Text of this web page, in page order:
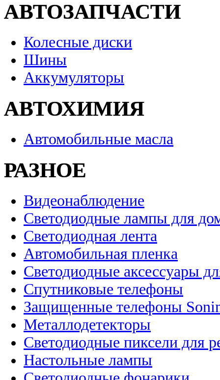
АВТОЗАПЧАСТИ
Колесные диски
Шины
Аккумуляторы
АВТОХИМИЯ
Автомобильные масла
РАЗНОЕ
Видеонаблюдение
Светодиодные лампы для
Светодиодная лента
Автомобильная пленка
Светодиодные аксессуары
Спутниковые телефоны
Защищенные телефоны
Металлодетекторы
Светодиодные пиксели для
Настольные лампы